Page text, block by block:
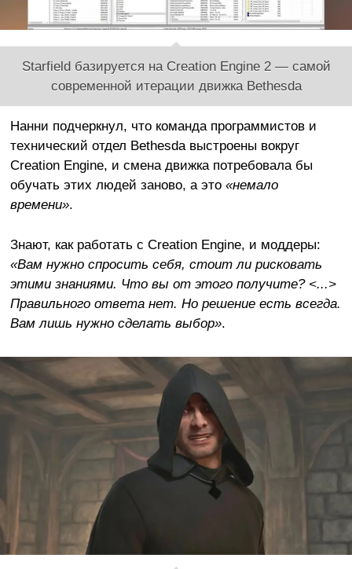
Starfield базируется на Creation Engine 2 — самой
современной итерации движка Bethesda
Нанни подчеркнул, что команда программистов и
технический отдел Bethesda выстроены вокруг
Creation Engine, и смена движка потребовала бы
обучать этих людей заново, а это «немало
времени».
Знают, как работать с Creation Engine, и моддеры:
«Вам нужно спросить себя, стоит ли рисковать
этими знаниями. Что вы от этого получите? <...>
Правильного ответа нет. Но решение есть всегда.
Вам лишь нужно сделать выбор».